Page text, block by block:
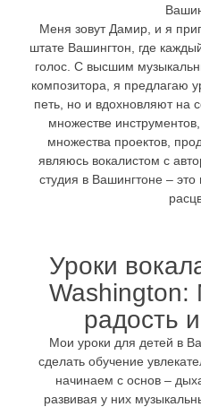
Меня зовут Дамир, и я
штате Вашингтон, где
голос. С высшим
композитора, я предлагаю
петь, но и вдохновляют на
множестве
множества проектов,
являюсь вокалистом с
студия в Вашингтоне –
Уроки
Washington:
радость
Мои уроки для детей в
сделать обучение
начинаем с основ –
развивая у них